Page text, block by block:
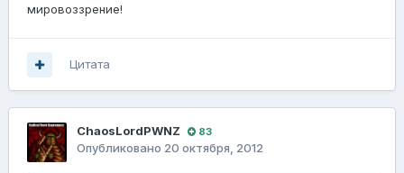
мировоззрение!
Цитата
ChaosLordPWNZ 83
Опубликовано 20 октября, 2012